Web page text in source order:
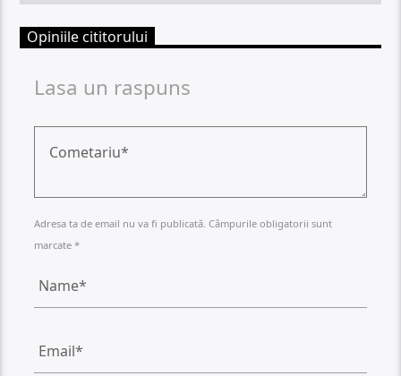
Opiniile cititorului
Lasa un raspuns
Adresa ta de email nu va fi publicată. Câmpurile obligatorii sunt
marcate *